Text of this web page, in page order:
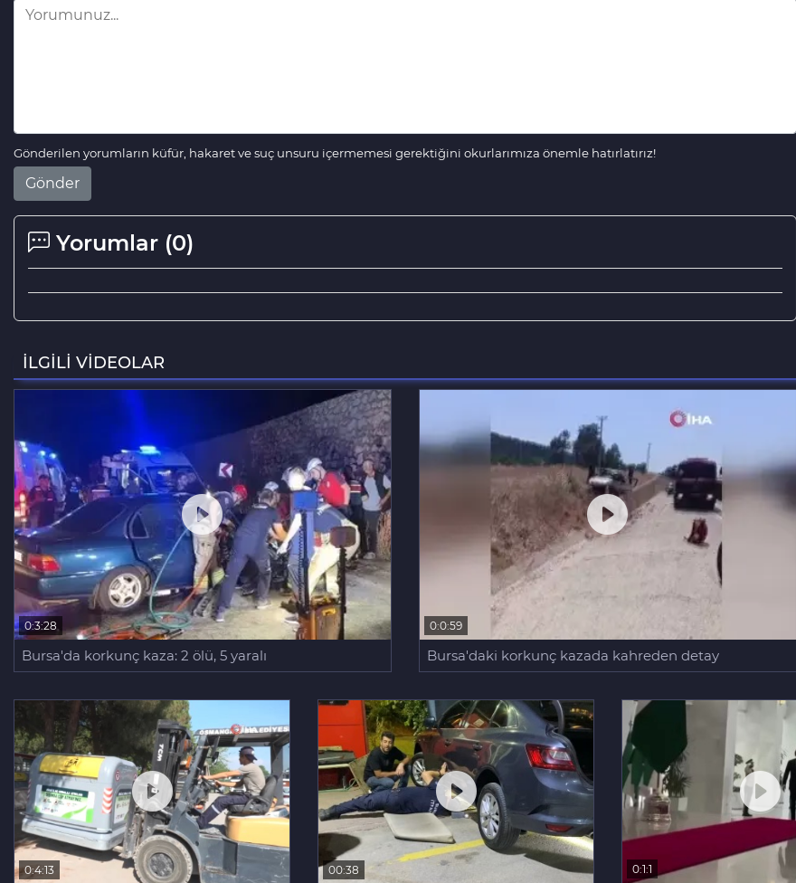
Gönderilen yorumların küfür, hakaret ve suç unsuru içermemesi gerektiğini okurlarımıza önemle hatırlatırız!
Gönder
Yorumlar (0)
İLGİLİ VİDEOLAR
0:3:28
Bursa'da korkunç kaza: 2 ölü, 5 yaralı
0:0:59
Bursa'daki korkunç kazada kahreden detay
0:4:13 00:38 0:1:1